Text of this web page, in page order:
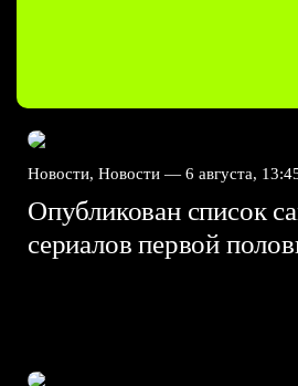
Новости, Новости — 6 августа,
Опубликован список
сериалов первой